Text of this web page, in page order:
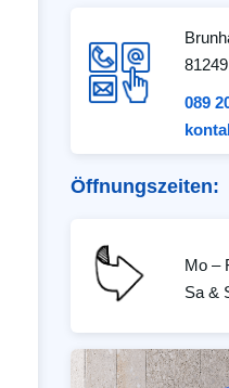
089
Öffnungszeiten:
Mo –
Sa &